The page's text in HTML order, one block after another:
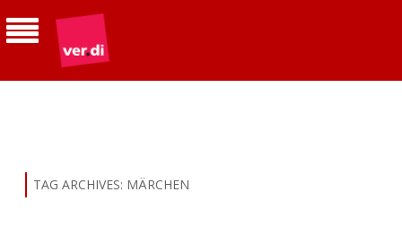
TAG ARCHIVES: MÄRCHEN